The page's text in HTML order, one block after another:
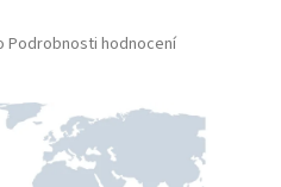
Podrobnosti hodnocení